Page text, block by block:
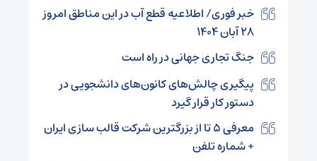
خبر فوری/ اطلاعیه قطع آب در این مناطق امروز
۲۸ آبان ۱۴۰۴
جنگ تجاری جهانی در راه است
پیگیری چالش‌های کانون‌های دانشجویی در
دستور کار قرار گیرد
معرفی ۵ تا از بزرگترین شرکت قالب سازی ایران
+ شماره تلفن